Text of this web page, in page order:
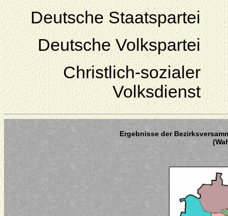
Deutsche Staatspartei
Deutsche Volkspartei
Christlich-sozialer
Volksdienst
Ergebnisse der